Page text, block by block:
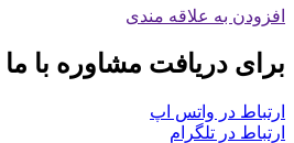
افزودن به علاقه مندی
برای دریافت مشاوره با ما
ارتباط در واتس اپ
ارتباط در تلگرام